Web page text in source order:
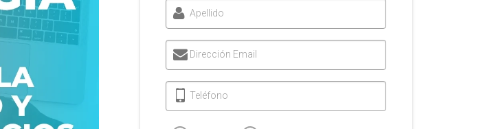
Apellido
Dirección Email
Teléfono